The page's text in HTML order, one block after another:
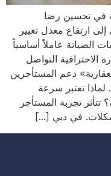
في تحسين رضا
ارتفاع معدل تغيير
الصيانة عاملاً أساسياً
الاحترافية التواصل
دعم المستأجرين
تعتبر سرعة
تتأثر تجربة المستأجر
في دبي […]